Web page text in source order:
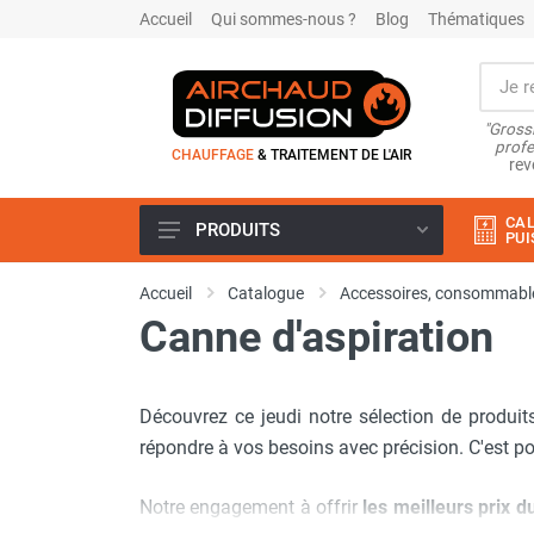
Accueil Qui sommes-nous ? Blog Thématiques
CHAUFFAGE & TRAITEMENT DE L'AIR
Climatiseur
Climatiseur mobile
Climatiseur mobile résidentiel et
Climatiseur fixe
Rafraîchisseur d'air
Rafraîchisseur d'air gainable
PRODUITS
Accueil Catalogue Accessoires,
Canne d'aspiration
Découvrez ce jeudi notre sélection de
répondre à vos besoins avec précision. C'est
Notre engagement à offrir les meilleurs prix